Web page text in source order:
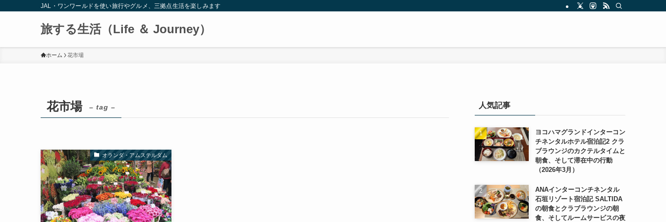
JAL・ワンワールドを使い旅行やグルメ、三拠点生活を楽しみます
旅する生活（Life ＆ Journey）
ホーム 花市場
花市場 – tag –
オランダ・アムステルダム
人気記事
ヨコハマグランドインターコン
チネンタルホテル宿泊記2 クラ
ブラウンジのカクテルタイムと
朝食、そして滞在中の行動
（2026年3月）
ANAインターコンチネンタル
石垣リゾート宿泊記 SALTIDA
の朝食とクラブラウンジの朝
食、そしてルームサービスの夜